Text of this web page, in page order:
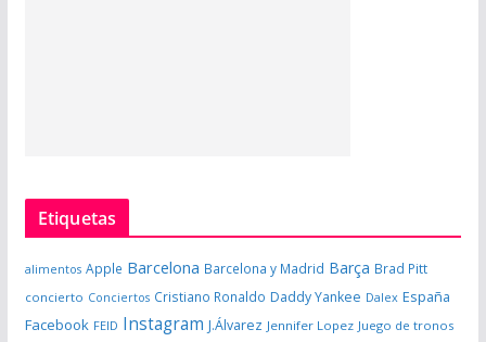
Etiquetas
alimentos Apple Barcelona Barcelona y Madrid Barça Brad Pitt
concierto Conciertos Cristiano Ronaldo Daddy Yankee Dalex España
Facebook FEID Instagram J.Álvarez Jennifer Lopez Juego de tronos